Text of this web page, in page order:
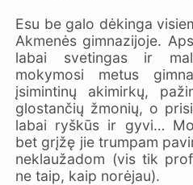
Esu be galo dėkinga
Akmenės gimnazijoje.
labai svetingas ir
mokymosi metus
įsimintinų akimirkų,
glostančių žmonių, o
labai ryškūs ir gyvi…
bet grįžę jie trumpam
neklaužadom (vis tik
ne taip, kaip norėjau).